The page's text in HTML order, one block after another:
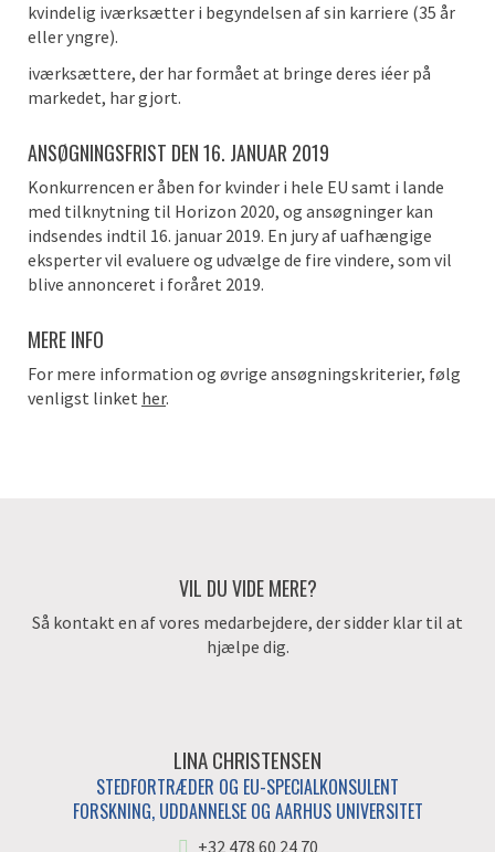
kvindelig iværksætter i begyndelsen af sin karriere (35 år
eller yngre).
iværksættere, der har formået at bringe deres iéer på
markedet, har gjort.
ANSØGNINGSFRIST DEN 16. JANUAR 2019
Konkurrencen er åben for kvinder i hele EU samt i lande
med tilknytning til Horizon 2020, og ansøgninger kan
indsendes indtil 16. januar 2019. En jury af uafhængige
eksperter vil evaluere og udvælge de fire vindere, som vil
blive annonceret i foråret 2019.
MERE INFO
For mere information og øvrige ansøgningskriterier, følg
venligst linket her.
VIL DU VIDE MERE?
Så kontakt en af vores medarbejdere, der sidder klar til at
hjælpe dig.
LINA CHRISTENSEN
STEDFORTRÆDER OG EU-SPECIALKONSULENT
FORSKNING, UDDANNELSE OG AARHUS UNIVERSITET
+32 478 60 24 70